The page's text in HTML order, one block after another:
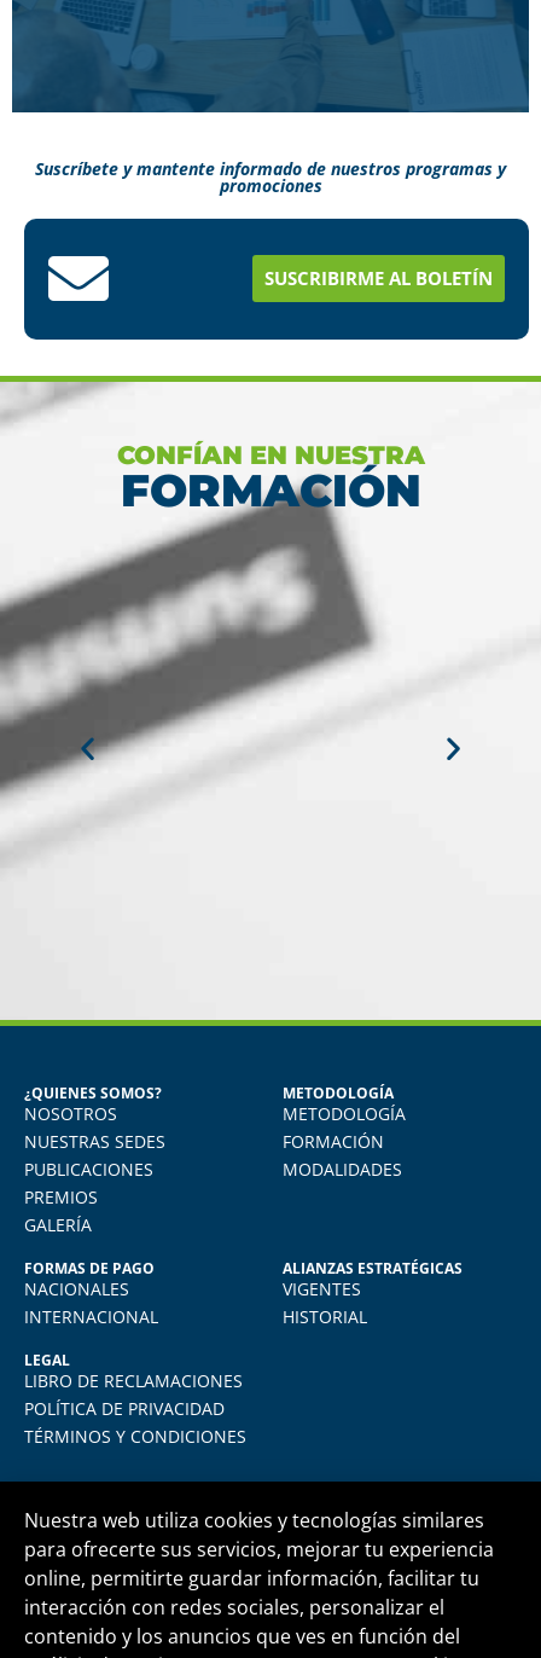
estudios en menos tiempo
Suscríbete y mantente informado de nuestros programas y
promociones
SUSCRIBIRME AL BOLETÍN
CONFÍAN EN NUESTRA
FORMACIÓN
GÓNGORA
Vivo en Arequipa y llevé el diploma con
total comodidad desde mi casa. La
y muy amigable. La enseñanza virtual es
¿QUIENES SOMOS?
NOSOTROS
NUESTRAS SEDES
PUBLICACIONES
PREMIOS
GALERÍA
METODOLOGÍA
METODOLOGÍA
FORMACIÓN
MODALIDADES
FORMAS DE PAGO
NACIONALES
INTERNACIONAL
ALIANZAS ESTRATÉGICAS
VIGENTES
HISTORIAL
LEGAL
LIBRO DE RECLAMACIONES
POLÍTICA DE PRIVACIDAD
TÉRMINOS Y CONDICIONES
Central telefónica+51 1 500 6133
Nuestra web utiliza cookies y tecnologías similares
para ofrecerte sus servicios, mejorar tu experiencia
online, permitirte guardar información, facilitar tu
interacción con redes sociales, personalizar el
contenido y los anuncios que ves en función del